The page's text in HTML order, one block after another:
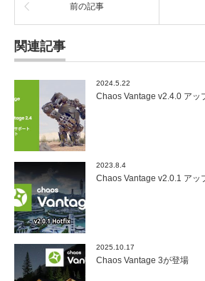
前の記事
関連記事
2024.5.22
Chaos Vantage v2.4.0 アッ
2023.8.4
Chaos Vantage v2.0.1 アッ
2025.10.17
Chaos Vantage 3が登場